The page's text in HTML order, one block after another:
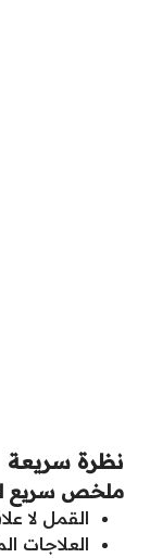
نظرة سريعة
ملخص سريع
القمل لا
العلاجات